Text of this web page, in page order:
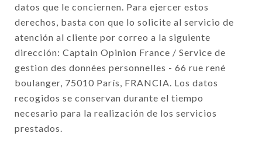
datos que le conciernen. Para ejercer estos
derechos, basta con que lo solicite al servicio de
atención al cliente por correo a la siguiente
dirección: Captain Opinion France / Service de
gestion des données personnelles - 66 rue rené
boulanger, 75010 París, FRANCIA. Los datos
recogidos se conservan durante el tiempo
necesario para la realización de los servicios
prestados.